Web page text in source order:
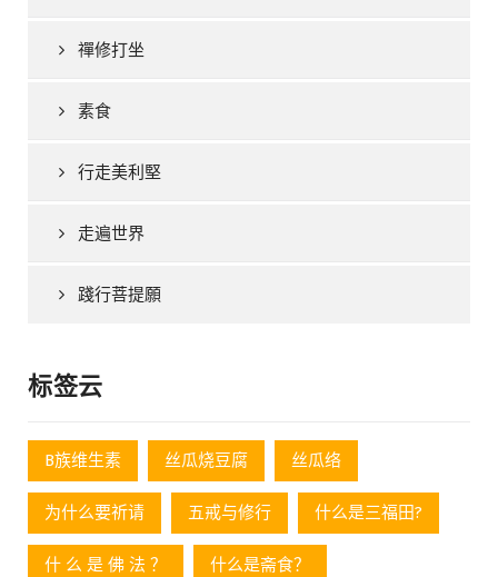
禪修打坐
素食
行走美利堅
走遍世界
踐行菩提願
标签云
B族维生素 丝瓜烧豆腐 丝瓜络
为什么要祈请 五戒与修行 什么是三福田?
什 么 是 佛 法 ？ 什么是斋食？